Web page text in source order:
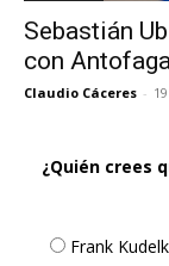
Sebastián
con
Claudio Cáceres -
¿Quién crees
Frank